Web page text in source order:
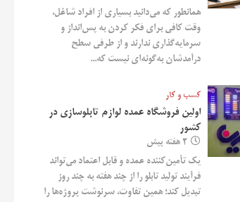
همانطور که می‌دانید بسیاری از افراد شاغل،
وقت کافی برای فکر کردن به پس‌انداز و
سرمایه‌گذاری ندارند و از طرفی سطح
درآمدشان به‌گونه‌ای نیست که...
کسب و کار
اولین فروشگاه عمده لوازم تابلوسازی در
کشور
2 هفته پیش
یک تأمین‌کننده عمده و قابل اعتماد می‌تواند
فرآیند تولید تابلو را از چند هفته به چند روز
تبدیل کند؛ همین تفاوت، سرنوشت پروژه‌ها را